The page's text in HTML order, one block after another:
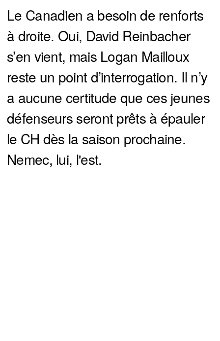
Le Canadien a besoin de renforts
à droite. Oui, David Reinbacher
s’en vient, mais Logan Mailloux
reste un point d’interrogation. Il n’y
a aucune certitude que ces jeunes
défenseurs seront prêts à épauler
le CH dès la saison prochaine.
Nemec, lui, l'est.